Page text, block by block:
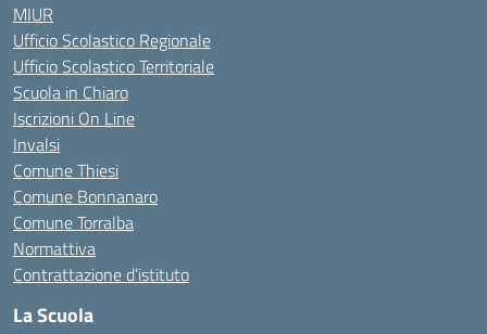
MIUR
Ufficio Scolastico Regionale
Ufficio Scolastico Territoriale
Scuola in Chiaro
Iscrizioni On Line
Invalsi
Comune Thiesi
Comune Bonnanaro
Comune Torralba
Normattiva
Contrattazione d’istituto
La Scuola